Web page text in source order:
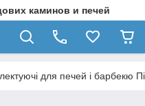
каминов и печей
для печей і барбекю